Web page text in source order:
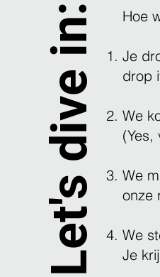
Let's dive in: Hoe
Je
drop
We
We
onze
We
Je